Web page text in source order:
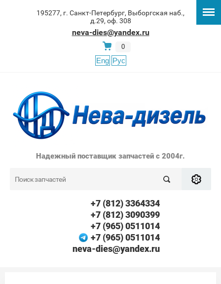
195277, г. Санкт-Петербург, Выборгская наб.,
д.29, оф. 308
neva-dies@yandex.ru
0
Eng Рус
Надежный поставщик запчастей с 2004г.
+7 (812) 3364334
+7 (812) 3090399
+7 (965) 0511014
+7 (965) 0511014
neva-dies@yandex.ru